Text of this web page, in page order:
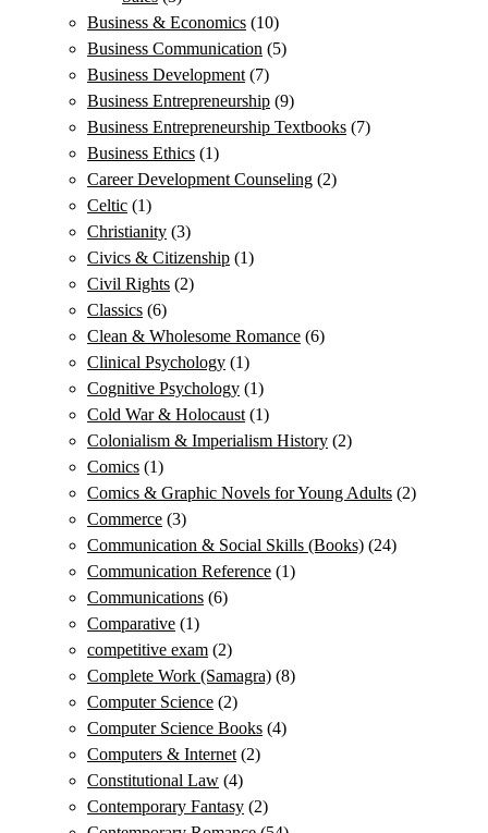
Business & Economics (10)
Business Communication (5)
Business Development (7)
Business Entrepreneurship (9)
Business Entrepreneurship Textbooks (7)
Business Ethics (1)
Career Development Counseling (2)
Celtic (1)
Christianity (3)
Civics & Citizenship (1)
Civil Rights (2)
Classics (6)
Clean & Wholesome Romance (6)
Clinical Psychology (1)
Cognitive Psychology (1)
Cold War & Holocaust (1)
Colonialism & Imperialism History (2)
Comics (1)
Comics & Graphic Novels for Young Adults (2)
Commerce (3)
Communication & Social Skills (Books) (24)
Communication Reference (1)
Communications (6)
Comparative (1)
competitive exam (2)
Complete Work (Samagra) (8)
Computer Science (2)
Computer Science Books (4)
Computers & Internet (2)
Constitutional Law (4)
Contemporary Fantasy (2)